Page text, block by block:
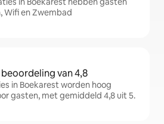
Wifi en Zwembad
van 4,8
in Boekarest worden hoog
gasten, met gemiddeld 4,8 uit 5.